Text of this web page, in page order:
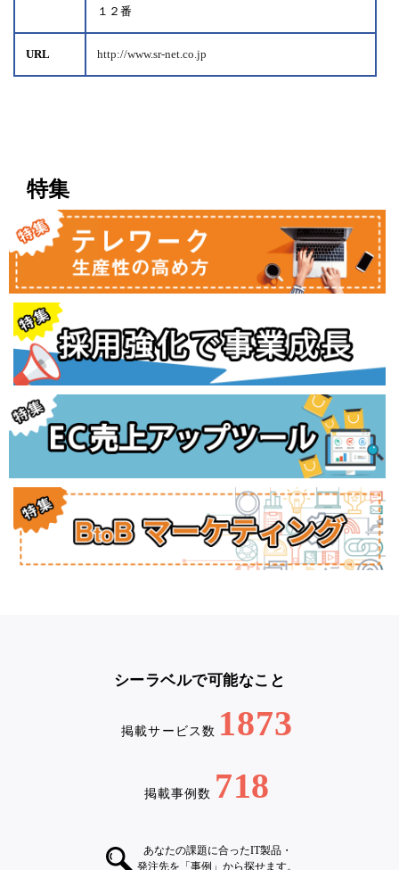
１２番
URL http://www.sr-net.co.jp
特集
シーラベルで可能なこと
掲載サービス数 1873
掲載事例数 718
あなたの課題に合ったIT製品・
発注先を「事例」から探せます。